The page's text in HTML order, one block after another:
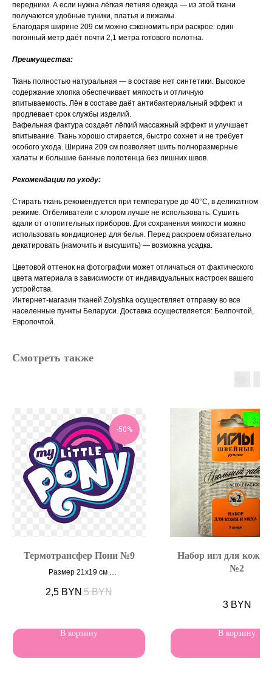
передники. А если нужна лёгкая летняя одежда — из этой ткани
получаются удобные туники, платья и пижамы.
Благодаря ширине 209 см можно сэкономить при раскрое: один
погонный метр даёт почти 2,1 метра готового полотна.
Преимущества:
Ткань полностью натуральная — в составе нет синтетики. Высокое
содержание хлопка обеспечивает мягкость и отличную
впитываемость. Лён в составе даёт антибактериальный эффект и
продлевает срок службы изделий.
Вафельная фактура создаёт лёгкий массажный эффект и улучшает
впитывание. Ткань хорошо стирается, быстро сохнет и не требует
особого ухода. Ширина 209 см позволяет шить полноразмерные
халаты и большие банные полотенца без лишних швов.
Рекомендации по уходу:
Стирать ткань рекомендуется при температуре до 40°C, в деликатном
режиме. Отбеливатели с хлором лучше не использовать. Сушить
вдали от отопительных приборов. Для сохранения мягкости можно
использовать кондиционер для белья. Перед раскроем обязательно
декатировать (намочить и высушить) — возможна усадка.
Цветовой оттенок на фотографии может отличаться от фактического
цвета материала в зависимости от индивидуальных настроек вашего
устройства.
Интернет-магазин тканей Zolyshka осуществляет отправку во все
населенные пункты Беларуси. Доставка осуществляется: Белпочтой,
Европочтой.
Смотреть также
-50%
Термотрансфер Пони №9
Размер 21х19 см
2,5 BYN 5 BYN
В корзину
Набор игл для кожи
№2
3 BYN
В корзину